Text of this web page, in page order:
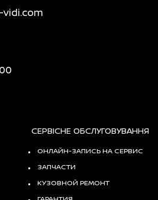
vidi.com
СЕРВІСНЕ ОБСЛУГОВУВАННЯ
ОНЛАЙН-ЗАПИСЬ НА СЕРВИС
ЗАПЧАСТИ
КУЗОВНОЙ РЕМОНТ